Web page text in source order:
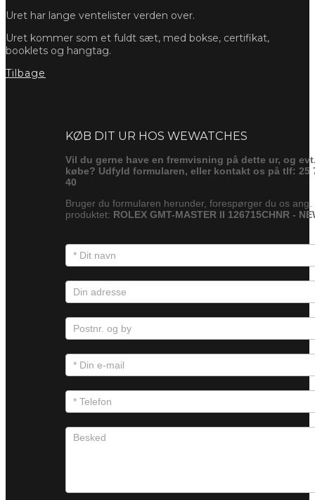
Uret har lange ventelister verden over.
Uret kommer som et fuldt sæt, med bokse, certifikat,
booklets og hangtag.
Tilbage
KØB DIT UR HOS WEWATCHES
Vil du gerne have en fremvisning på dette ur, og
købe? Udfyld formularen, eller kontakt os på tlf: 25
40
Bruger du formularen herunder, forespørger du os ang.
produktet: ROLEX GMT-MASTER II 126715CHNR -